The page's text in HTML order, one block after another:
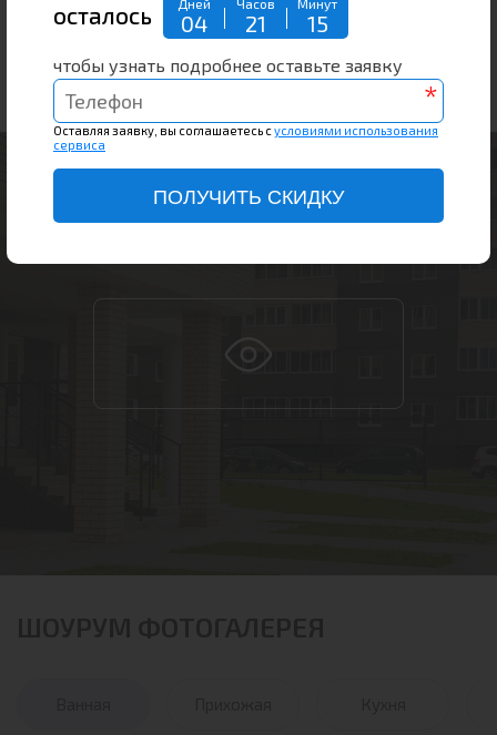
ВИРТУАЛЬНЫЙ ТУР
осталось
04 21 15
чтобы узнать подробнее оставьте заявку
*
Оставляя заявку, вы соглашаетесь сусловиями использования
сервиса
ПОЛУЧИТЬ СКИДКУ